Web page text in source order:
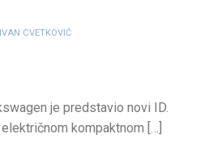
IVAN CVETKOVIĆ
je predstavio novi ID.
kompaktnom […]